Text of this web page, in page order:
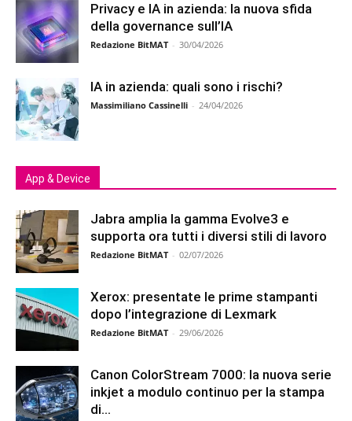
Privacy e IA in azienda: la nuova sfida
della governance sull’IA
Redazione BitMAT - 30/04/2026
IA in azienda: quali sono i rischi?
Massimiliano Cassinelli - 24/04/2026
App & Device
Jabra amplia la gamma Evolve3 e
supporta ora tutti i diversi stili di lavoro
Redazione BitMAT - 02/07/2026
Xerox: presentate le prime stampanti
dopo l’integrazione di Lexmark
Redazione BitMAT - 29/06/2026
Canon ColorStream 7000: la nuova serie
inkjet a modulo continuo per la stampa
di...